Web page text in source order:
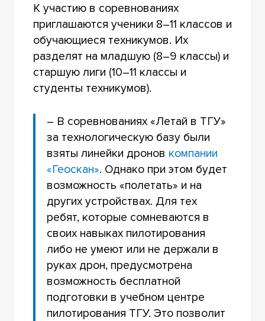
К участию в соревнованиях
приглашаются ученики 8–11 классов и
обучающиеся техникумов. Их
разделят на младшую (8–9 классы) и
старшую лиги (10–11 классы и
студенты техникумов).
– В соревнованиях «Летай в ТГУ»
за технологическую базу были
взяты линейки дронов компании
«Геоскан». Однако при этом будет
возможность «полетать» и на
других устройствах. Для тех
ребят, которые сомневаются в
своих навыках пилотирования
либо не умеют или не держали в
руках дрон, предусмотрена
возможность бесплатной
подготовки в учебном центре
пилотирования ТГУ. Это позволит